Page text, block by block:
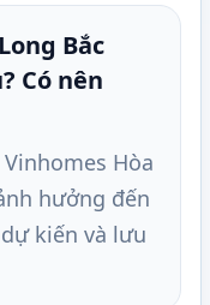
Bắc
Có nên
Hòa
hưởng đến
kiến và lưu